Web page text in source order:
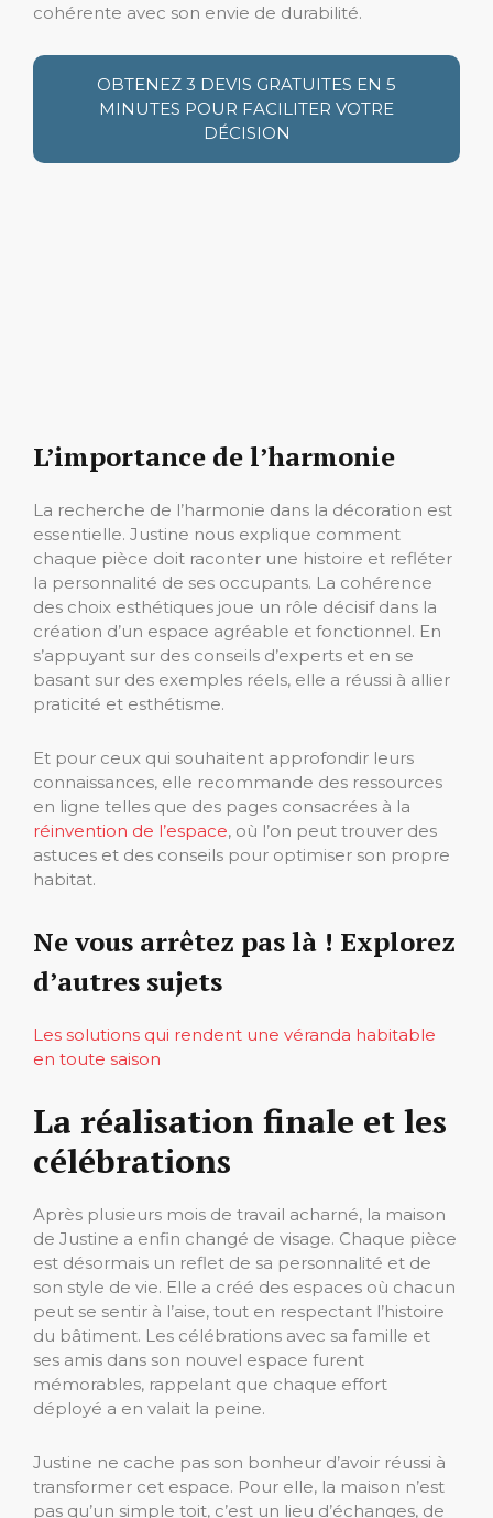
cohérente avec son envie de durabilité.
OBTENEZ 3 DEVIS GRATUITES EN 5
MINUTES POUR FACILITER VOTRE
DÉCISION
L’importance de l’harmonie
La recherche de l’harmonie dans la décoration est
essentielle. Justine nous explique comment
chaque pièce doit raconter une histoire et refléter
la personnalité de ses occupants. La cohérence
des choix esthétiques joue un rôle décisif dans la
création d’un espace agréable et fonctionnel. En
s’appuyant sur des conseils d’experts et en se
basant sur des exemples réels, elle a réussi à allier
praticité et esthétisme.
Et pour ceux qui souhaitent approfondir leurs
connaissances, elle recommande des ressources
en ligne telles que des pages consacrées à la
réinvention de l’espace, où l’on peut trouver des
astuces et des conseils pour optimiser son propre
habitat.
Ne vous arrêtez pas là ! Explorez
d’autres sujets
Les solutions qui rendent une véranda habitable
en toute saison
La réalisation finale et les
célébrations
Après plusieurs mois de travail acharné, la maison
de Justine a enfin changé de visage. Chaque pièce
est désormais un reflet de sa personnalité et de
son style de vie. Elle a créé des espaces où chacun
peut se sentir à l’aise, tout en respectant l’histoire
du bâtiment. Les célébrations avec sa famille et
ses amis dans son nouvel espace furent
mémorables, rappelant que chaque effort
déployé a en valait la peine.
Justine ne cache pas son bonheur d’avoir réussi à
transformer cet espace. Pour elle, la maison n’est
pas qu’un simple toit, c’est un lieu d’échanges, de